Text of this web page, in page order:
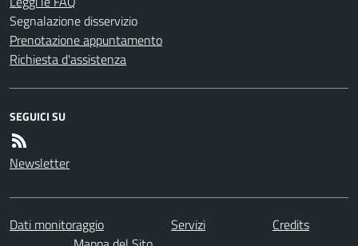
Segnalazione disservizio
Prenotazione appuntamento
Richiesta d'assistenza
SEGUICI SU
Newsletter
Dati monitoraggio Servizi
Credits